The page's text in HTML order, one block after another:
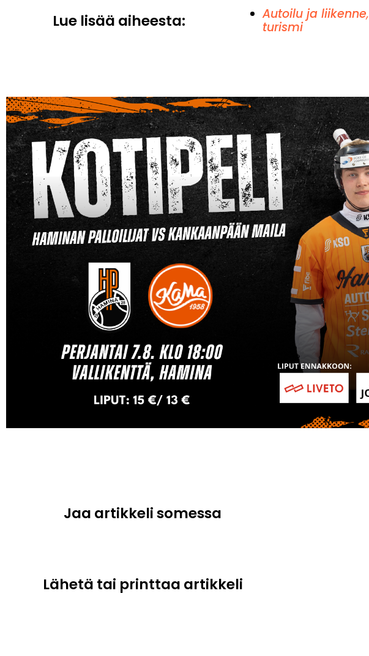
Lue lisää aiheesta: Autoilu ja liikenne,
turismi
Jaa artikkeli somessa
Lähetä tai printtaa artikkeli